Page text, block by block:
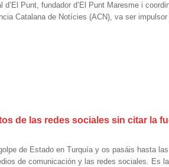
Punt, fundador d’El Punt Maresme i
Catalana de Notícies (ACN), va ser
de las redes sociales sin citar la
de Estado en Turquía y os pasáis hasta
de comunicación y las redes sociales. Es